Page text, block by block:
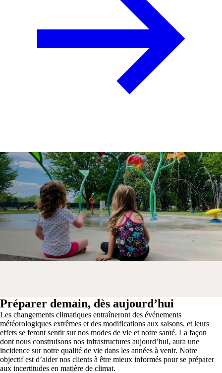
Préparer demain, dès aujourd’hui
Les changements climatiques entraîneront des événements
météorologiques extrêmes et des modifications aux saisons, et leurs
effets se feront sentir sur nos modes de vie et notre santé. La façon
dont nous construisons nos infrastructures aujourd’hui, aura une
incidence sur notre qualité de vie dans les années à venir. Notre
objectif est d’aider nos clients à être mieux informés pour se préparer
aux incertitudes en matière de climat.